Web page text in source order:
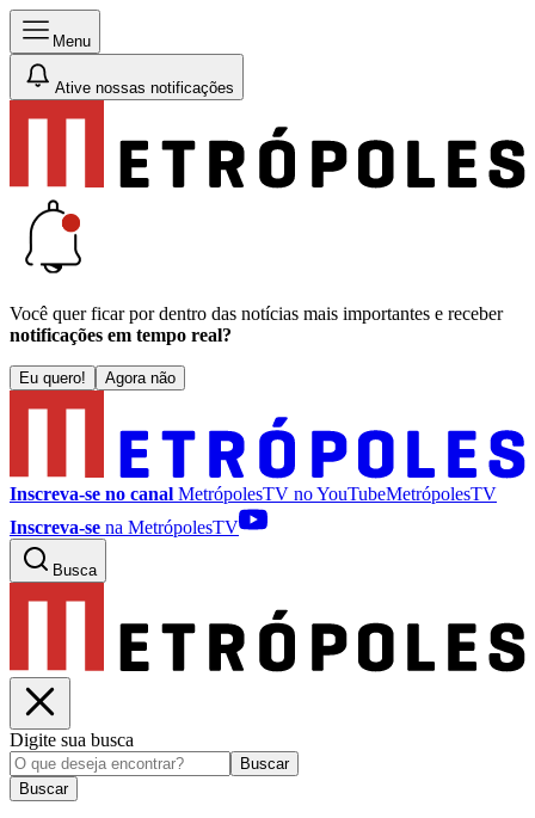
Menu
Ative nossas notificações
Você quer ficar por dentro das notícias mais importantes e receber
notificações em tempo real?
Eu quero! Agora não
Inscreva-se no canal MetrópolesTV noYouTubeMetrópolesTV
Inscreva-se na MetrópolesTV
Busca
Digite sua busca
Buscar
Buscar